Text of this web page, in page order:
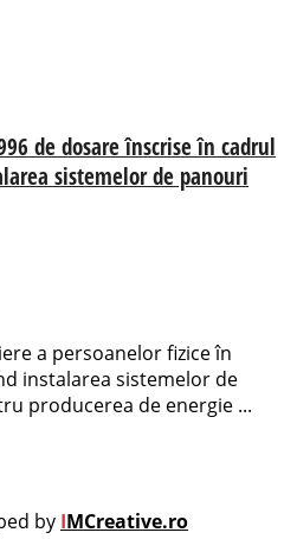
de dosare înscrise în cadrul
sistemelor de panouri
a persoanelor fizice în
instalarea sistemelor de
producerea de energie ...
by IMCreative.ro